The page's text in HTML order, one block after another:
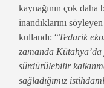
kaynağının çok
inandıklarını
kullandı: “Tedarik
zamanda
sürdürülebilir
sağladığımız